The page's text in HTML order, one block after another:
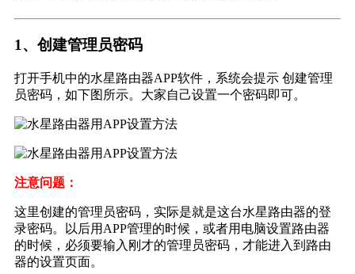
1、创建管理员密码
打开手机中的水星路由器APP软件，系统会提示 创建管理
员密码，如下图所示。大家自己设置一个密码即可。
注意问题：
这里创建的管理员密码，实际是就是这台水星路由器的登
录密码。以后用APP管理的时候，或者用电脑设置路由器
的时候，必须要输入刚才的管理员密码，才能进入到路由
器的设置页面。